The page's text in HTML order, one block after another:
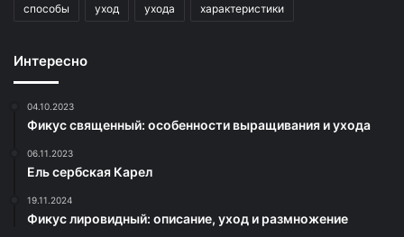
способы уход ухода характеристики
Интересно
04.10.2023
Фикус священный: особенности выращивания и ухода
06.11.2023
Ель сербская Карел
19.11.2024
Фикус лировидный: описание, уход и размножение